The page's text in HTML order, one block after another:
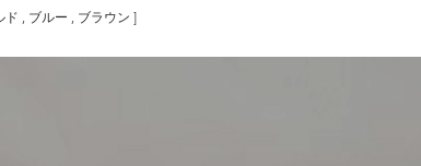
ド , ブルー , ブラウン